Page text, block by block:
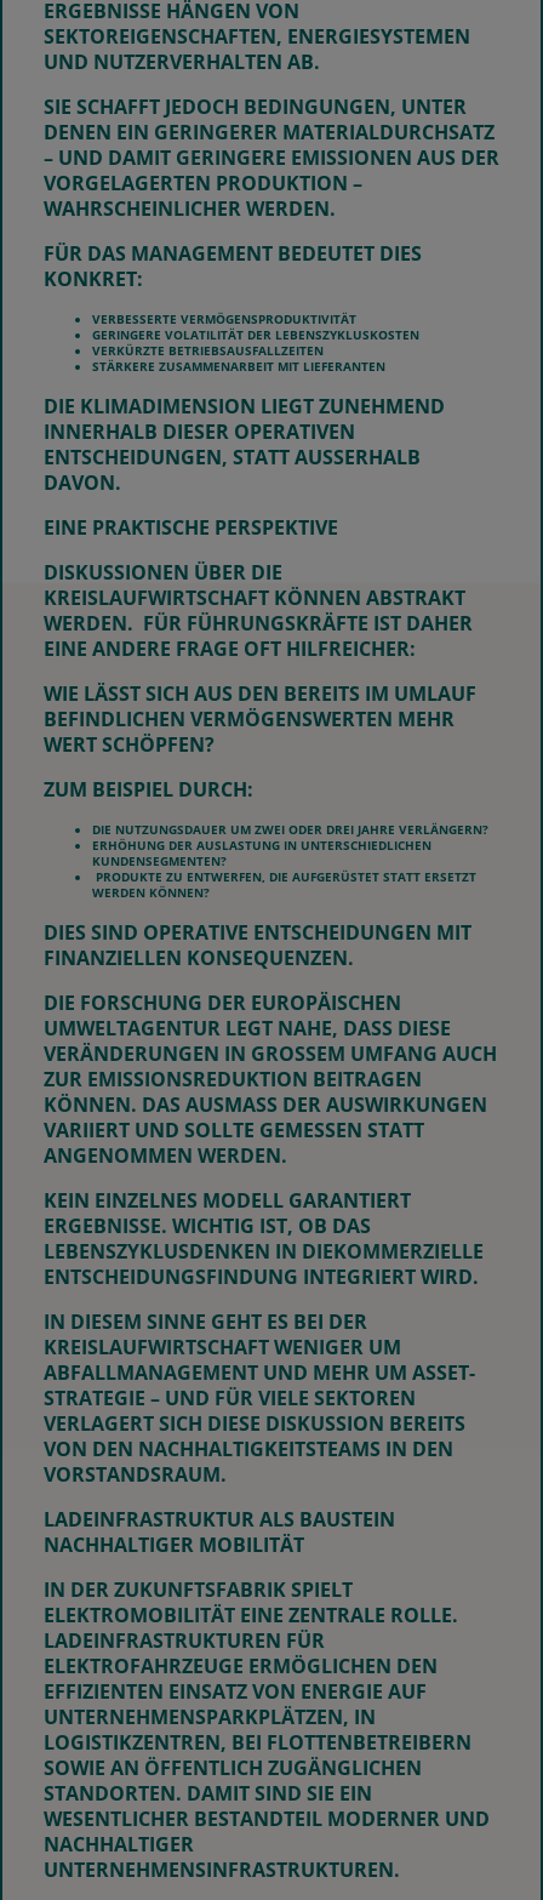
ERGEBNISSE HÄNGEN VON
SEKTOREIGENSCHAFTEN, ENERGIESYSTEMEN
UND NUTZERVERHALTEN AB.
SIE SCHAFFT JEDOCH BEDINGUNGEN, UNTER
DENEN EIN GERINGERER MATERIALDURCHSATZ
– UND DAMIT GERINGERE EMISSIONEN AUS DER
VORGELAGERTEN PRODUKTION –
WAHRSCHEINLICHER WERDEN.
FÜR DAS MANAGEMENT BEDEUTET DIES
KONKRET:
VERBESSERTE VERMÖGENSPRODUKTIVITÄT
GERINGERE VOLATILITÄT DER LEBENSZYKLUSKOSTEN
VERKÜRZTE BETRIEBSAUSFALLZEITEN
STÄRKERE ZUSAMMENARBEIT MIT LIEFERANTEN
DIE KLIMADIMENSION LIEGT ZUNEHMEND
INNERHALB DIESER OPERATIVEN
ENTSCHEIDUNGEN, STATT AUSSERHALB D
AVON.
EINE PRAKTISCHE PERSPEKTIVE
DISKUSSIONEN ÜBER DIE
KREISLAUFWIRTSCHAFT KÖNNEN ABSTRAKT
WERDEN. FÜR FÜHRUNGSKRÄFTE IST DAHER
EINE ANDERE FRAGE OFT HILFREICHER:
WIE LÄSST SICH AUS DEN BEREITS IM UMLAUF
BEFINDLICHEN VERMÖGENSWERTEN MEHR
WERT SCHÖPFEN?
ZUM BEISPIEL DURCH:
DIE NUTZUNGSDAUER UM ZWEI ODER DREI JAHRE VERLÄNGERN?
ERHÖHUNG DER AUSLASTUNG IN UNTERSCHIEDLICHEN
KUNDENSEGMENTEN?
PRODUKTE ZU ENTWERFEN, DIE AUFGERÜSTET STATT ERSETZT
WERDEN KÖNNEN?
DIES SIND OPERATIVE ENTSCHEIDUNGEN MIT
FINANZIELLEN KONSEQUENZEN.
DIE FORSCHUNG DER EUROPÄISCHEN
UMWELTAGENTUR LEGT NAHE, DASS DIESE
VERÄNDERUNGEN IN GROSSEM UMFANG AUCH Z
UR EMISSIONSREDUKTION BEITRAGEN K
ÖNNEN. DAS AUSMASS DER AUSWIRKUNGEN VA
RIIERT UND SOLLTE GEMESSEN STATT AN
GENOMMEN WERDEN.
KEIN EINZELNES MODELL GARANTIERT
ERGEBNISSE. WICHTIG IST, OB DAS
LEBENSZYKLUSDENKEN IN DIEKOMMERZIELLE
ENTSCHEIDUNGSFINDUNG INTEGRIERT WIRD.
IN DIESEM SINNE GEHT ES BEI DER
KREISLAUFWIRTSCHAFT WENIGER UM
ABFALLMANAGEMENT UND MEHR UM ASSET-
STRATEGIE – UND FÜR VIELE SEKTOREN
VERLAGERT SICH DIESE DISKUSSION BEREITS
VON DEN NACHHALTIGKEITSTEAMS IN DEN
VORSTANDSRAUM.
LADEINFRASTRUKTUR ALS BAUSTEIN
NACHHALTIGER MOBILITÄT
IN DER ZUKUNFTSFABRIK SPIELT
ELEKTROMOBILITÄT EINE ZENTRALE ROLLE.
LADEINFRASTRUKTUREN FÜR
ELEKTROFAHRZEUGE ERMÖGLICHEN DEN
EFFIZIENTEN EINSATZ VON ENERGIE AUF
UNTERNEHMENSPARKPLÄTZEN, IN
LOGISTIKZENTREN, BEI FLOTTENBETREIBERN
SOWIE AN ÖFFENTLICH ZUGÄNGLICHEN
STANDORTEN. DAMIT SIND SIE EIN
WESENTLICHER BESTANDTEIL MODERNER UND
NACHHALTIGER
UNTERNEHMENSINFRASTRUKTUREN.